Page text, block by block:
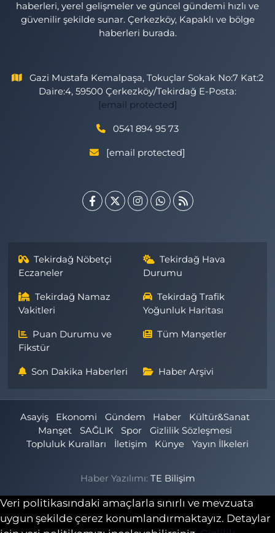
haberleri, yerel gelişmeler ve güncel gündemi hızlı ve
güvenilir şekilde sunar. Çerkezköy, Kapaklı ve bölge
haberleri burada.
Gazi Mustafa Kemalpaşa, Tokuçlar Sokak No:7 Kat:2
Daire:4, 59500 Çerkezköy/Tekirdağ E-Posta:
[email protected]
0541 894 95 73
[email protected]
Tekirdağ Nöbetçi
Eczaneler
Tekirdağ Hava
Durumu
Tekirdağ Namaz
Vakitleri
Tekirdağ Trafik
Yoğunluk Haritası
Puan Durumu ve
Fikstür
Tüm Manşetler
Son Dakika Haberleri Haber Arşivi
Asayiş Ekonomi Gündem Haber
Kültür&Sanat
Manşet
SAĞLIK Spor
Gizlilik Sözleşmesi
Topluluk Kuralları
İletişim Künye Yayın İlkeleri
Haber Yazılımı: TE Bilişim
Veri politikasındaki amaçlarla sınırlı ve mevzuata
uygun şekilde çerez konumlandırmaktayız. Detaylar